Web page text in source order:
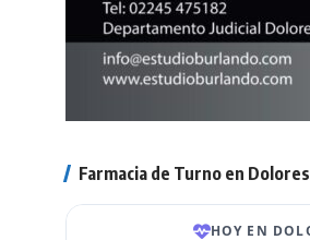
Farmacia de Turno en Dolores